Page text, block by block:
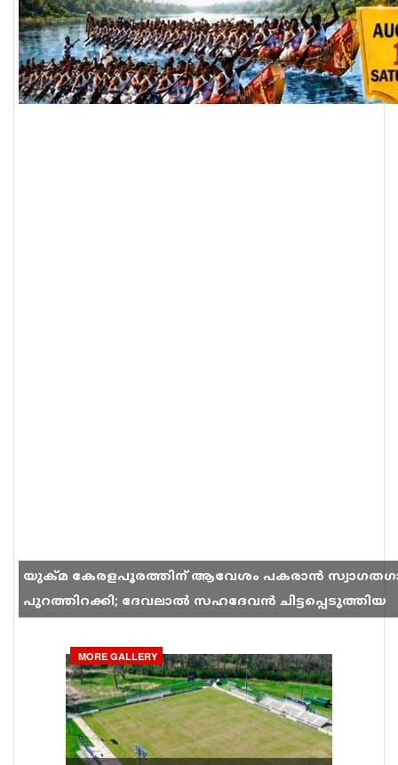
യുക്മ കേരളപൂരത്തിന് ആവേശം പകരാൻ
പുറത്തിറക്കി; ദേവലാൽ സഹദേവൻ ചിട്ടപ്പെടുത്തിയ
MORE GALLERY